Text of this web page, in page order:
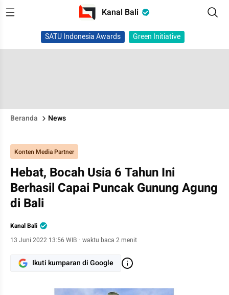
Kanal Bali
SATU Indonesia Awards Green Initiative
Beranda News
Konten Media Partner
Hebat, Bocah Usia 6 Tahun Ini
Berhasil Capai Puncak Gunung Agung
di Bali
Kanal Bali
13 Juni 2022 13:56 WIB · waktu baca 2 menit
Ikuti kumparan di Google